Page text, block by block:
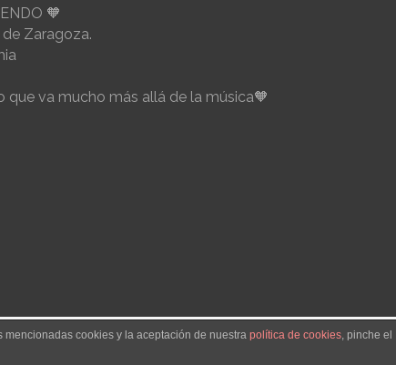
🧡
Zaragoza.
que va mucho más allá de la música🧡
cookies y la aceptación de nuestra política de cookies, pinche el